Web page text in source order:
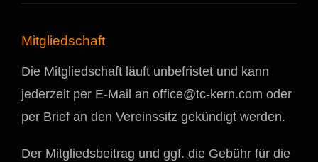
Mitgliedschaft
Die Mitgliedschaft läuft unbefristet und kann
jederzeit per E-Mail an office@tc-kern.com oder
per Brief an den Vereinssitz gekündigt werden.
Der Mitgliedsbeitrag und ggf. die Gebühr für die